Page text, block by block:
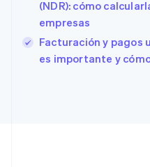
(NDR): cómo
empresas
Facturación y pagos
es importante y
English Español 简体中文
Estonia
Finlandia
EnglishSvenska